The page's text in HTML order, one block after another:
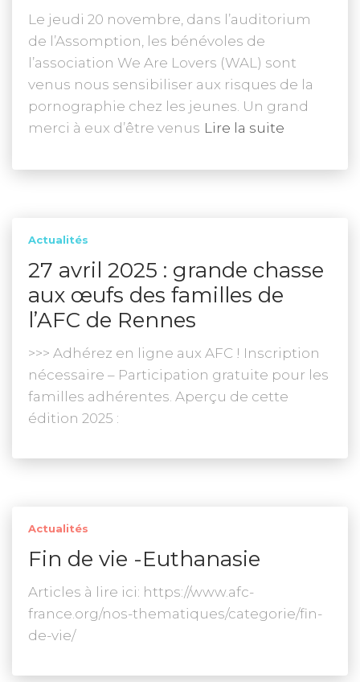
Le jeudi 20 novembre, dans l’auditorium
de l’Assomption, les bénévoles de
l’association We Are Lovers (WAL) sont
venus nous sensibiliser aux risques de la
pornographie chez les jeunes. Un grand
merci à eux d’être venus Lire la suite
Actualités
27 avril 2025 : grande chasse
aux œufs des familles de
l’AFC de Rennes
>>> Adhérez en ligne aux AFC ! Inscription
nécessaire – Participation gratuite pour les
familles adhérentes. Aperçu de cette
édition 2025 :
Actualités
Fin de vie -Euthanasie
Articles à lire ici: https://www.afc-
france.org/nos-thematiques/categorie/fin-
de-vie/